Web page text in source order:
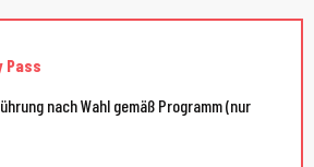
Pass
nach Wahl gemäß Programm (nur